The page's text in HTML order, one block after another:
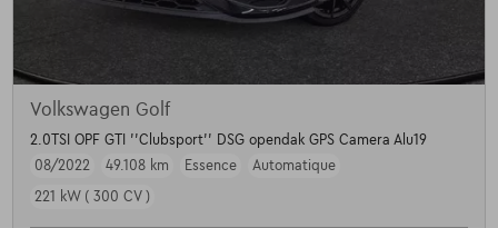
Volkswagen Golf
2.0TSI OPF GTI ''Clubsport'' DSG opendak GPS Camera Alu19
08/2022
49.108 km Essence
Automatique
221 kW ( 300 CV )